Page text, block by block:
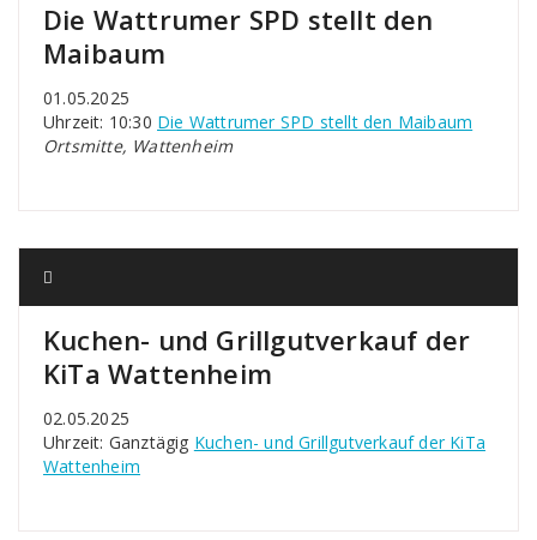
Die Wattrumer SPD stellt den
Maibaum
01.05.2025
Uhrzeit: 10:30 Die Wattrumer SPD stellt den Maibaum
Ortsmitte, Wattenheim
Kuchen- und Grillgutverkauf der
KiTa Wattenheim
02.05.2025
Uhrzeit: Ganztägig Kuchen- und Grillgutverkauf der KiTa
Wattenheim